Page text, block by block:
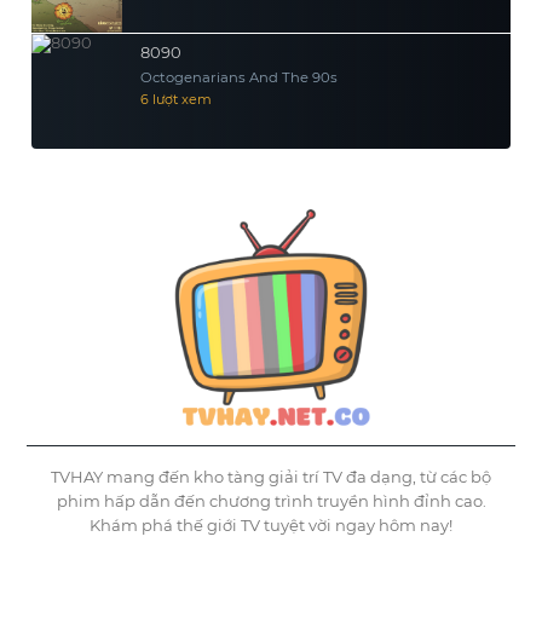
8090
Octogenarians And The 90s
6 lượt xem
TVHAY mang đến kho tàng giải trí TV đa dạng, từ các bộ
phim hấp dẫn đến chương trình truyền hình đỉnh cao.
Khám phá thế giới TV tuyệt vời ngay hôm nay!